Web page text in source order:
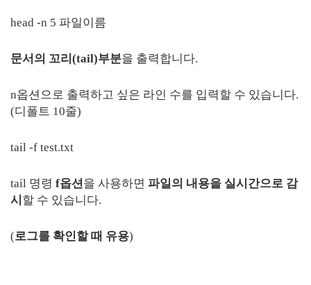
head -n 5 파일이름
문서의 꼬리(tail)부분을 출력합니다.
n옵션으로 출력하고 싶은 라인 수를 입력할 수 있습니다.
(디폴트 10줄)
tail -f test.txt
tail 명령 f옵션을 사용하면 파일의 내용을 실시간으로 감
시 할 수 있습니다.
(로그를 확인할 때 유용)